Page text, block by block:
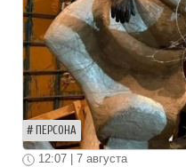
ПЕРСОНА
12:07 | 7 августа